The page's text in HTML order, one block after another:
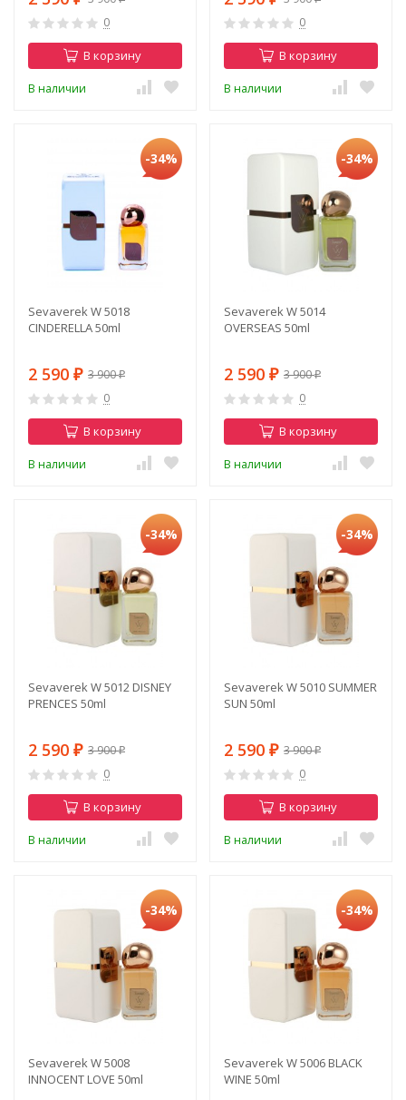
0
В корзину
В наличии
0
В корзину
В наличии
-34%
Sevaverek W 5018
CINDERELLA 50ml
2 590 ₽ 3 900₽
0
В корзину
В наличии
-34%
Sevaverek W 5014
OVERSEAS 50ml
2 590 ₽ 3 900₽
0
В корзину
В наличии
-34%
Sevaverek W 5012 DISNEY
PRENCES 50ml
2 590 ₽ 3 900₽
0
В корзину
В наличии
-34%
Sevaverek W 5010 SUMMER
SUN 50ml
2 590 ₽ 3 900₽
0
В корзину
В наличии
-34%
Sevaverek W 5008
INNOCENT LOVE 50ml
-34%
Sevaverek W 5006 BLACK
WINE 50ml